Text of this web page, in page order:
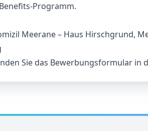
Meerane – Haus Hirschgrund,
Sie das Bewerbungsformular in